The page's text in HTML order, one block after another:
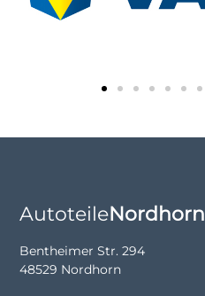
AutoteileNordhorn
Bentheimer Str. 294
48529 Nordhorn